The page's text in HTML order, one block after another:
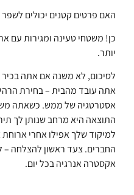
האם פרטים קטנים יכולים
כן! משטחי טעינה ומגירות עם
יותר.
לסיכום, לא משנה אם אתה
אתה עובד מהבית – בחירת
אסטרטגיה של ממש. כשאתה
התוצאה היא מרחב שנותן לך
למיקוד שלך אפילו אחרי ארוחת
החברים. צעד ראשון להצלחה –
אקסטרה אנרגיה בכל יום.